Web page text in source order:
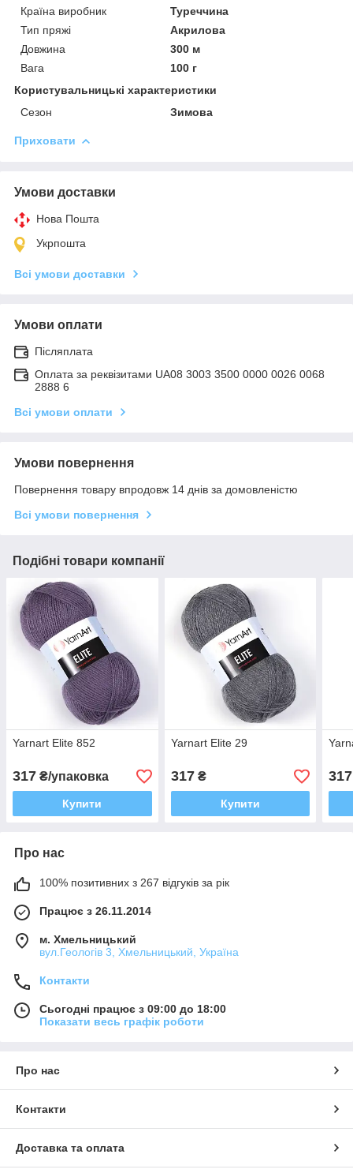
Країна виробник
Туреччина
Тип пряжі
Акрилова
Довжина
300 м
Вага
100 г
Користувальницькі характеристики
Сезон
Зимова
Приховати
Умови доставки
Нова Пошта
Укрпошта
Всі умови доставки
Умови оплати
Післяплата
Оплата за реквізитами UA08 3003 3500 0000 0026 0068
2888 6
Всі умови оплати
Умови повернення
Повернення товару впродовж 14 днів за домовленістю
Всі умови повернення
Подібні товари компанії
Yarnart Elite 852
317 ₴/упаковка
Купити
Yarnart Elite 29
317₴
Купити
317
Про нас
100% позитивних з 267 відгуків за рік
Працює з 26.11.2014
м. Хмельницький
вул.Геологів 3, Хмельницький, Україна
Контакти
Сьогодні працює з 09:00 до 18:00
Показати весь графік роботи
Про нас
Контакти
Доставка та оплата